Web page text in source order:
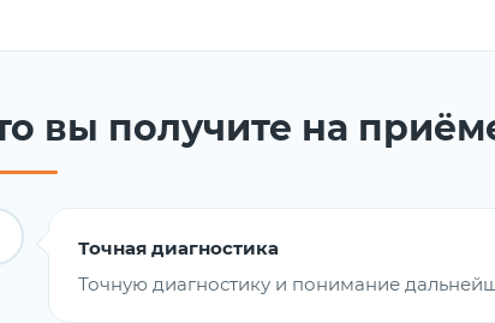
вы получите на
Точная диагностика
Точную диагностику и понимание